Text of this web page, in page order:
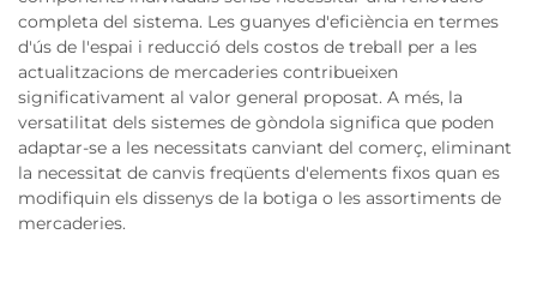
completa del sistema. Les guanyes d'eficiència en termes
d'ús de l'espai i reducció dels costos de treball per a les
actualitzacions de mercaderies contribueixen
significativament al valor general proposat. A més, la
versatilitat dels sistemes de gòndola significa que poden
adaptar-se a les necessitats canviant del comerç, eliminant
la necessitat de canvis freqüents d'elements fixos quan es
modifiquin els dissenys de la botiga o les assortiments de
mercaderies.